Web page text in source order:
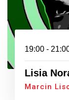
19:00 -
Lisia
Marcin